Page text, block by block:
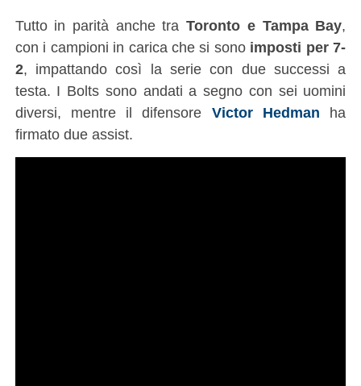
Tutto in parità anche traToronto e Tampa Bay,
con i campioni in carica che si sono imposti per 7-
2, impattando così la serie con due successi a
testa. I Bolts sono andati a segno con sei uomini
diversi, mentre il difensore Victor Hedman ha
firmato due assist.